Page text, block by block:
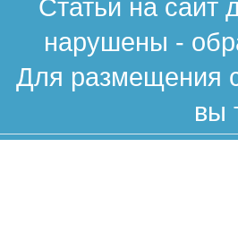
Статьи на сайт
нарушены -
Для размещения
вы